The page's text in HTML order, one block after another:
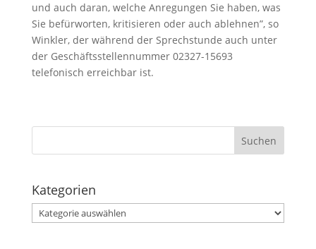
und auch daran, welche Anregungen Sie haben, was
Sie befürworten, kritisieren oder auch ablehnen”, so
Winkler, der während der Sprechstunde auch unter
der Geschäftsstellennummer 02327-15693
telefonisch erreichbar ist.
Kategorien
Kategorien